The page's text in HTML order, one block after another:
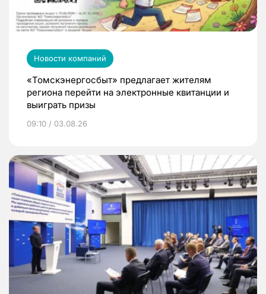
Новости компаний
«Томскэнергосбыт» предлагает жителям
региона перейти на электронные квитанции и
выиграть призы
09:10 / 03.08.26